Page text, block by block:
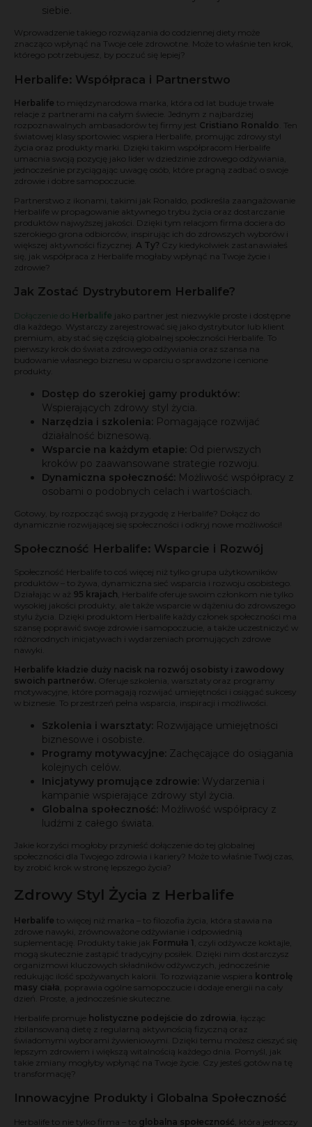
siebie.
Wprowadzenie takiego rozwiązania do codziennej diety może
znacząco wpłynąć na Twoje cele zdrowotne. Może to właśnie ten krok,
którego potrzebujesz, by poczuć się lepiej?
Herbalife: Współpraca i Partnerstwo
Herbalife to międzynarodowa marka, która od lat buduje trwałe
relacje z partnerami na całym świecie. Jednym z najbardziej
rozpoznawalnych ambasadorów tej firmy jest Cristiano Ronaldo . Ten
światowej klasy sportowiec wspiera Herbalife, promując zdrowy styl
życia oraz produkty marki. Dzięki takim współpracom Herbalife
umacnia swoją pozycję jako lider w dziedzinie zdrowego odżywiania,
jednocześnie przyciągając uwagę osób, które pragną zadbać o swoje
zdrowie i dobre samopoczucie.
Partnerstwo z ikonami, takimi jak Ronaldo, podkreśla zaangażowanie
Herbalife w propagowanie aktywnego trybu życia oraz dostarczanie
produktów najwyższej jakości. Dzięki tym relacjom firma dociera do
szerokiego grona odbiorców, inspirując ich do zdrowszych wyborów i
większej aktywności fizycznej. A Ty? Czy kiedykolwiek zastanawiałeś
się, jak współpraca z Herbalife mogłaby wpłynąć na Twoje życie i
zdrowie?
Jak Zostać Dystrybutorem Herbalife?
Dołączenie do Herbalife jako partner jest niezwykle proste i dostępne
dla każdego. Wystarczy zarejestrować się jako dystrybutor lub klient
premium, aby stać się częścią globalnej społeczności Herbalife. To
pierwszy krok do świata zdrowego odżywiania oraz szansa na
budowanie własnego biznesu w oparciu o sprawdzone i cenione
produkty.
Dostęp do szerokiej gamy produktów:
Wspierających zdrowy styl życia.
Narzędzia i szkolenia: Pomagające rozwijać
działalność biznesową.
Wsparcie na każdym etapie: Od pierwszych
kroków po zaawansowane strategie rozwoju.
Dynamiczna społeczność: Możliwość współpracy z
osobami o podobnych celach i wartościach.
Gotowy, by rozpocząć swoją przygodę z Herbalife? Dołącz do
dynamicznie rozwijającej się społeczności i odkryj nowe możliwości!
Społeczność Herbalife: Wsparcie i Rozwój
Społeczność Herbalife to coś więcej niż tylko grupa użytkowników
produktów – to żywa, dynamiczna sieć wsparcia i rozwoju osobistego.
Działając w aż 95 krajach , Herbalife oferuje swoim członkom nie tylko
wysokiej jakości produkty, ale także wsparcie w dążeniu do zdrowszego
stylu życia. Dzięki produktom Herbalife każdy członek społeczności ma
szansę poprawić swoje zdrowie i samopoczucie, a także uczestniczyć w
różnorodnych inicjatywach i wydarzeniach promujących zdrowe
nawyki.
Herbalife kładzie duży nacisk na rozwój osobisty i zawodowy
swoich partnerów. Oferuje szkolenia, warsztaty oraz programy
motywacyjne, które pomagają rozwijać umiejętności i osiągać sukcesy
w biznesie. To przestrzeń pełna wsparcia, inspiracji i możliwości.
Szkolenia i warsztaty: Rozwijające umiejętności
biznesowe i osobiste.
Programy motywacyjne: Zachęcające do osiągania
kolejnych celów.
Inicjatywy promujące zdrowie: Wydarzenia i
kampanie wspierające zdrowy styl życia.
Globalna społeczność: Możliwość współpracy z
ludźmi z całego świata.
Jakie korzyści mogłoby przynieść dołączenie do tej globalnej
społeczności dla Twojego zdrowia i kariery? Może to właśnie Twój czas,
by zrobić krok w stronę lepszego życia?
Zdrowy Styl Życia z Herbalife
Herbalife to więcej niż marka – to filozofia życia, która stawia na
zdrowe nawyki, zrównoważone odżywianie i odpowiednią
suplementację. Produkty takie jak Formuła 1 , czyli odżywcze koktajle,
mogą skutecznie zastąpić tradycyjny posiłek. Dzięki nim dostarczysz
organizmowi kluczowych składników odżywczych, jednocześnie
redukując ilość spożywanych kalorii. To rozwiązanie wspiera kontrolę
masy ciała , poprawia ogólne samopoczucie i dodaje energii na cały
dzień. Proste, a jednocześnie skuteczne.
Herbalife promuje holistyczne podejście do zdrowia , łącząc
zbilansowaną dietę z regularną aktywnością fizyczną oraz
świadomymi wyborami żywieniowymi. Dzięki temu możesz cieszyć się
lepszym zdrowiem i większą witalnością każdego dnia. Pomyśl, jak
takie zmiany mogłyby wpłynąć na Twoje życie. Czy jesteś gotów na tę
transformację?
Innowacyjne Produkty i Globalna Społeczność
Herbalife to nie tylko firma – to globalna społeczność , która jednoczy